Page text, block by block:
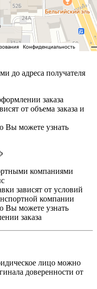
до адреса получателя
заказа
от объема заказа и
можете узнать
компаниями
зависят от условий
компании
можете узнать
заказа
лицо можно
доверенности от